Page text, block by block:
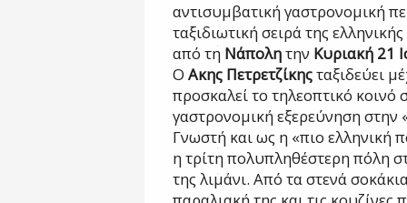
αντισυμβατική γαστρονομική
ταξιδιωτική σειρά της
από τη Νάπολητην Κυριακή 21
Ο Ακης Πετρετζίκηςταξιδεύει
προσκαλεί το τηλεοπτικό κοινό
γαστρονομική εξερεύνηση στην
Γνωστή και ως η «πιο ελληνική
η τρίτη πολυπληθέστερη πόλη
της λιμάνι. Από τα στενά